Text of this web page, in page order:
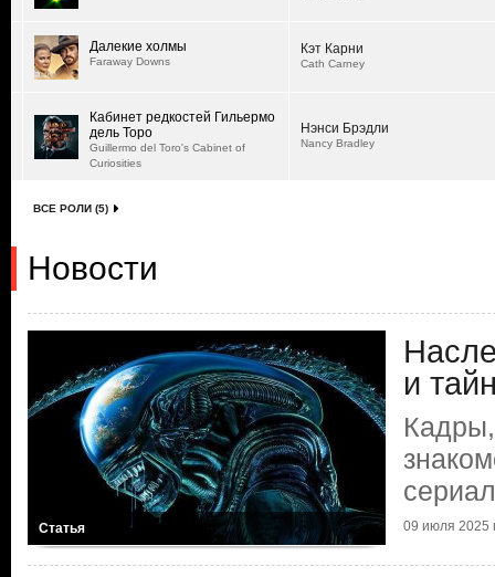
Далекие холмы
Faraway Downs
Кэт Карни
Cath Carney
Кабинет редкостей Гильермо
дель Торо
Guillermo del Toro's Cabinet of
Curiosities
Нэнси Брэдли
Nancy Bradley
ВСЕ РОЛИ (5)
Новости
Статья
и
09 июля 2025